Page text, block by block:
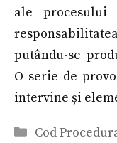
ale procesului
putându-se
O serie de
intervine și
Categorii
Cod